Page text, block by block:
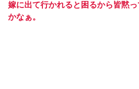
嫁に出て行かれると困るから皆黙
かなぁ。